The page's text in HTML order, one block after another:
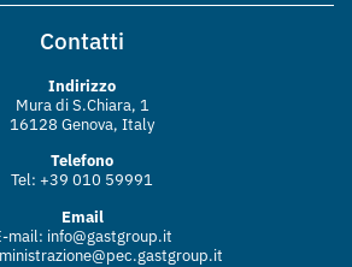
Contatti
Indirizzo
Mura di S.Chiara, 1
16128 Genova, Italy
Telefono
Tel: +39 010 59991
Email
mail: info@gastgroup.it
it